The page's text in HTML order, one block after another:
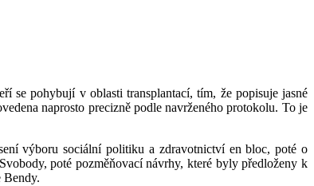
se pohybují v oblasti transplantací, tím, že popisuje jasné
naprosto precizně podle navrženého protokolu. To je
výboru sociální politiku a zdravotnictví en bloc, poté o
poté pozměňovací návrhy, které byly předloženy k
Bendy.